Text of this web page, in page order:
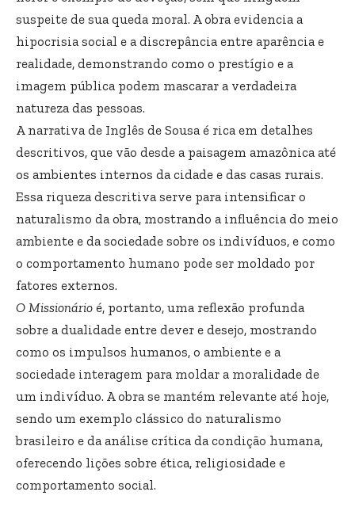
suspeite de sua queda moral. A obra evidencia a
hipocrisia social e a discrepância entre aparência e
realidade, demonstrando como o prestígio e a
imagem pública podem mascarar a verdadeira
natureza das pessoas.
A narrativa de Inglês de Sousa é rica em detalhes
descritivos, que vão desde a paisagem amazônica até
os ambientes internos da cidade e das casas rurais.
Essa riqueza descritiva serve para intensificar o
naturalismo da obra, mostrando a influência do meio
ambiente e da sociedade sobre os indivíduos, e como
o comportamento humano pode ser moldado por
fatores externos.
O Missionário é, portanto, uma reflexão profunda
sobre a dualidade entre dever e desejo, mostrando
como os impulsos humanos, o ambiente e a
sociedade interagem para moldar a moralidade de
um indivíduo. A obra se mantém relevante até hoje,
sendo um exemplo clássico do naturalismo
brasileiro e da análise crítica da condição humana,
oferecendo lições sobre ética, religiosidade e
comportamento social.